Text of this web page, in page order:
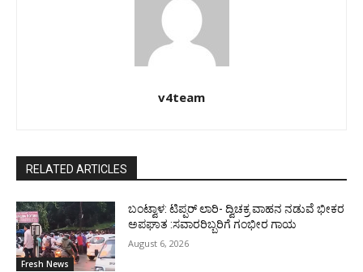
v4team
RELATED ARTICLES
Fresh News
ಬಂಟ್ವಾಳ: ಟಿಪ್ಪರ್ ಲಾರಿ- ದ್ವಿಚಕ್ರ ವಾಹನ ನಡುವೆ ಭೀಕರ
ಅಪಘಾತ :ಸವಾರರಿಬ್ಬರಿಗೆ ಗಂಭೀರ ಗಾಯ
August 6, 2026